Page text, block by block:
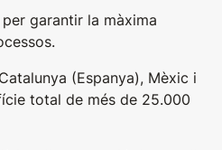
garantir la màxima
(Espanya), Mèxic i
total de més de 25.000